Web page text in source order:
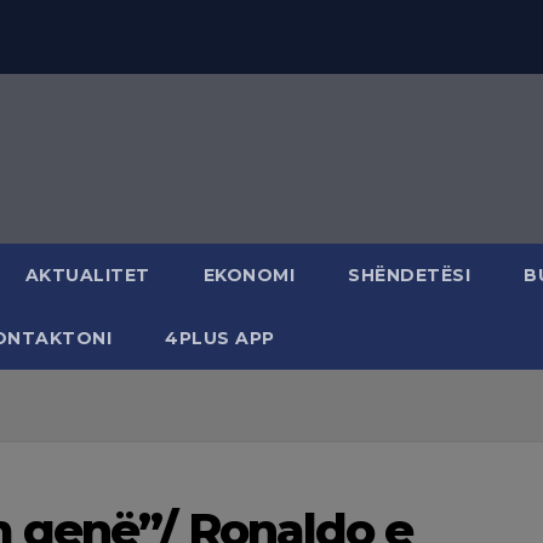
AKTUALITET EKONOMI SHËNDETËSI
4PLUS APP
qenë”/ Ronaldo e